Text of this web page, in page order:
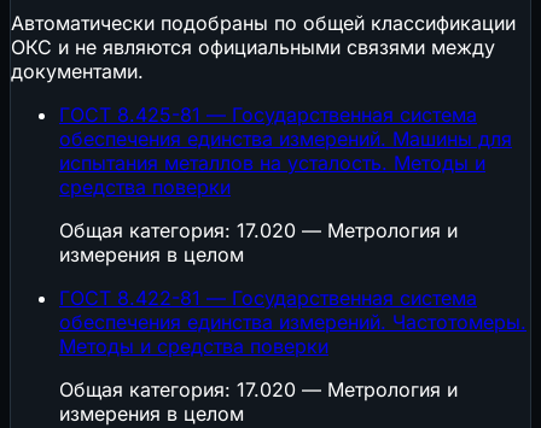
Автоматически подобраны по общей классификации
ОКС и не являются официальными связями между
документами.
ГОСТ 8.425-81 — Государственная система
обеспечения единства измерений. Машины для
испытания металлов на усталость. Методы и
средства поверки
Общая категория: 17.020 — Метрология и
измерения в целом
ГОСТ 8.422-81 — Государственная система
обеспечения единства измерений. Частотомеры.
Методы и средства поверки
Общая категория: 17.020 — Метрология и
измерения в целом